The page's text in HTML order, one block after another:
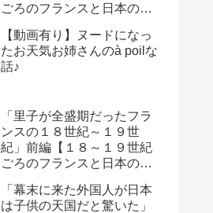
ごろのフランスと日本の子
【動画有り】ヌードになっ
たお天気お姉さんのà poilな
話♪
「里子が全盛期だったフラ
ンスの１８世紀～１９世
紀」前編【１８～１９世紀
ごろのフランスと日本の子
「幕末に来た外国人が日本
は子供の天国だと驚いた」